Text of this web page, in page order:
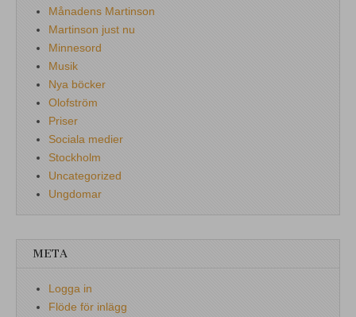
Månadens Martinson
Martinson just nu
Minnesord
Musik
Nya böcker
Olofström
Priser
Sociala medier
Stockholm
Uncategorized
Ungdomar
META
Logga in
Flöde för inlägg